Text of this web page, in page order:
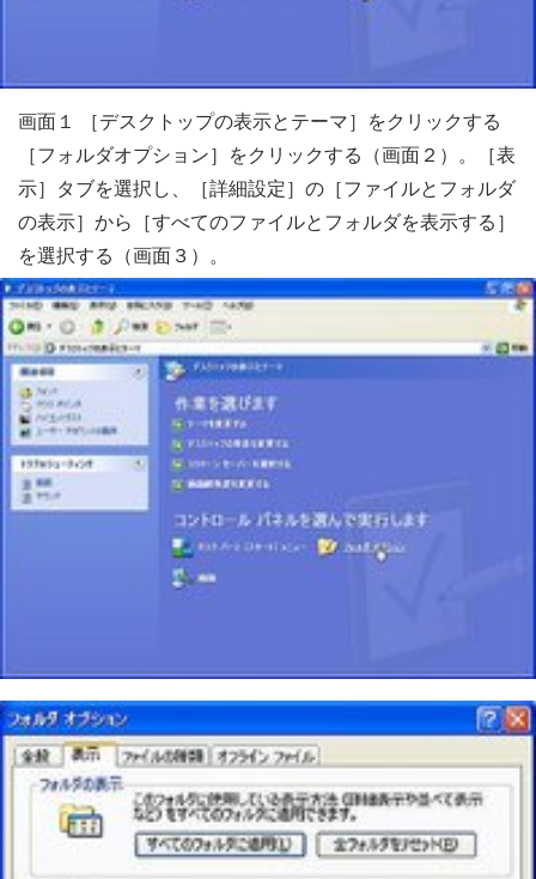
画面１ ［デスクトップの表示とテーマ］をクリックする
［フォルダオプション］をクリックする（画面２）。［表
示］タブを選択し、［詳細設定］の［ファイルとフォルダ
の表示］から［すべてのファイルとフォルダを表示する］
を選択する（画面３）。